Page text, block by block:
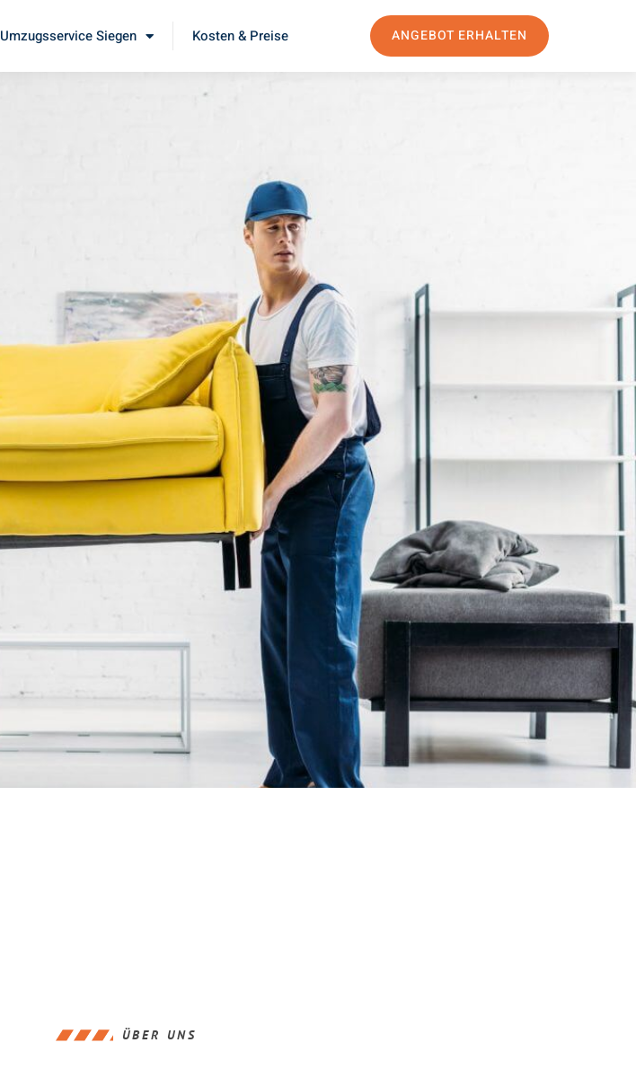
Umzugsservice Siegen Kosten & Preise ANGEBOT ERHALTEN
ÜBER UNS